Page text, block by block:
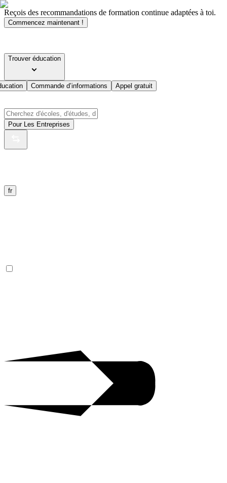
Reçois des recommandations de formation continue adaptées à toi.
Commencez maintenant !
Trouver éducation
Commande d’informations Appel gratuit
Pour Les Entreprises
fr